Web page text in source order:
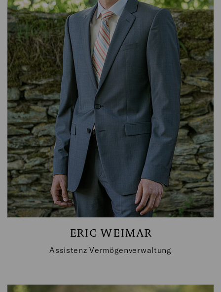
KONTAKTIEREN SIE MICH GERNE
T: + 49 (0) 6706 / 9444 - 53
E-MAIL SCHREIBEN
ERIC WEIMAR
Assistenz Vermögenverwaltung